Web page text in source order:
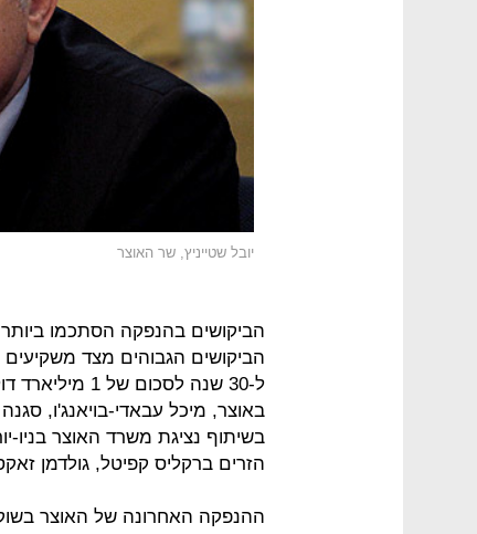
יובל שטייניץ, שר האוצר
הביקושים הגבוהים מצד
ל-30 שנה
באוצר, מיכל עבאדי-בויאנג'ו,
בשיתוף נציגת משרד האוצר בניו-
הזרים ברקליס קפיטל, גולדמן
ההנפקה האחרונה של האוצר